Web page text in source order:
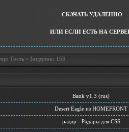
СКАЧАТЬ УДАЛЕННО
ИЛИ ЕСЛИ ЕСТЬ НА
Гость • Загрузок: 153
Bank v1.3 (rus)
Desert Eagle из HOMEFRONT
радар - Радары для CSS